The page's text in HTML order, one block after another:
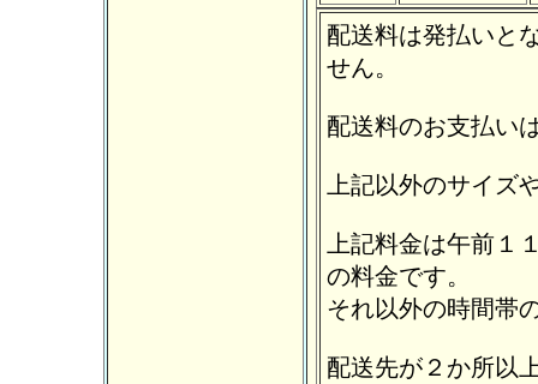
配送料は発払いと
せん。
配送料のお支払い
上記以外のサイズ
上記料金は午前１
の料金です。
それ以外の時間帯
配送先が２か所以